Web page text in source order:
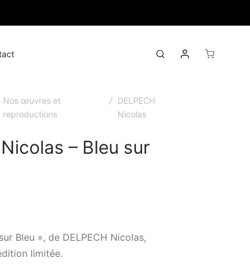
Search Mon compte
Nos œuvres et
reproductions
/ DELPECH
Nicolas
– Bleu sur
Bleu », de DELPECH Nicolas,
limitée.